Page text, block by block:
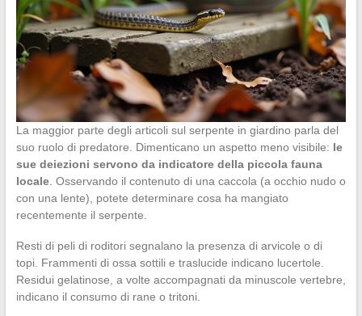
La maggior parte degli articoli sul serpente in giardino parla del
suo ruolo di predatore. Dimenticano un aspetto meno visibile: le
sue deiezioni servono da indicatore della piccola fauna
locale. Osservando il contenuto di una caccola (a occhio nudo o
con una lente), potete determinare cosa ha mangiato
recentemente il serpente.
Resti di peli di roditori segnalano la presenza di arvicole o di
topi. Frammenti di ossa sottili e traslucide indicano lucertole.
Residui gelatinose, a volte accompagnati da minuscole vertebre,
indicano il consumo di rane o tritoni.